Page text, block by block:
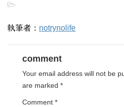
-
執筆者： notrynolife
comment
Your email address will not be
are marked *
Comment *